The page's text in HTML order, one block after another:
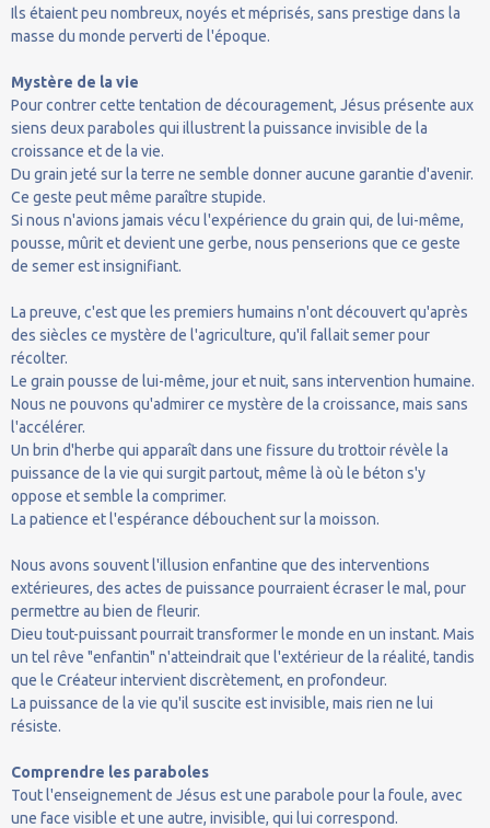
Ils étaient peu nombreux, noyés et méprisés, sans prestige dans la
masse du monde perverti de l'époque.
Mystère de la vie
Pour contrer cette tentation de découragement, Jésus présente aux
siens deux paraboles qui illustrent la puissance invisible de la
croissance et de la vie.
Du grain jeté sur la terre ne semble donner aucune garantie d'avenir.
Ce geste peut même paraître stupide.
Si nous n'avions jamais vécu l'expérience du grain qui, de lui-même,
pousse, mûrit et devient une gerbe, nous penserions que ce geste
de semer est insignifiant.
La preuve, c'est que les premiers humains n'ont découvert qu'après
des siècles ce mystère de l'agriculture, qu'il fallait semer pour
récolter.
Le grain pousse de lui-même, jour et nuit, sans intervention humaine.
Nous ne pouvons qu'admirer ce mystère de la croissance, mais sans
l'accélérer.
Un brin d'herbe qui apparaît dans une fissure du trottoir révèle la
puissance de la vie qui surgit partout, même là où le béton s'y
oppose et semble la comprimer.
La patience et l'espérance débouchent sur la moisson.
Nous avons souvent l'illusion enfantine que des interventions
extérieures, des actes de puissance pourraient écraser le mal, pour
permettre au bien de fleurir.
Dieu tout-puissant pourrait transformer le monde en un instant. Mais
un tel rêve "enfantin" n'atteindrait que l'extérieur de la réalité, tandis
que le Créateur intervient discrètement, en profondeur.
La puissance de la vie qu'il suscite est invisible, mais rien ne lui
résiste.
Comprendre les paraboles
Tout l'enseignement de Jésus est une parabole pour la foule, avec
une face visible et une autre, invisible, qui lui correspond.